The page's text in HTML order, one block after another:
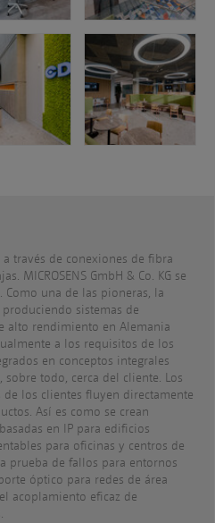
través de conexiones de fibra
MICROSENS GmbH & Co. KG se
una de las pioneras, la
sistemas de
alto rendimiento en Alemania
a los requisitos de los
en conceptos integrales
sobre todo, cerca del cliente. Los
los clientes fluyen directamente
Así es como se crean
en IP para edificios
para oficinas y centros de
prueba de fallos para entornos
óptico para redes de área
acoplamiento eficaz de